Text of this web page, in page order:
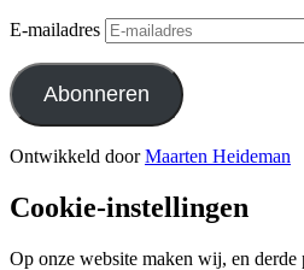
E-mailadres
Abonneren
Ontwikkeld doorMaarten Heideman
Cookie-instellingen
Op onze website maken wij, en